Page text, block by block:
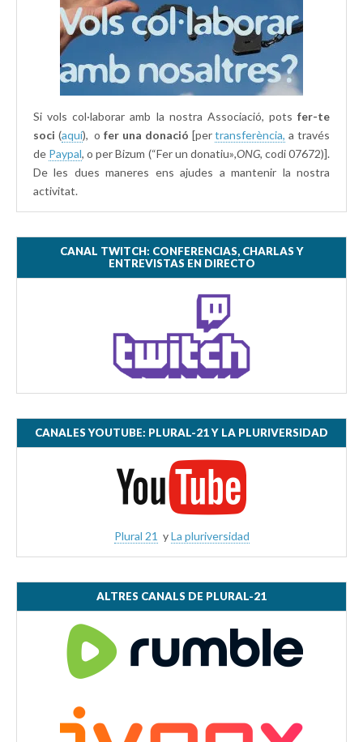
Si vols col·laborar amb la nostra Associació, pots fer-te
soci (aquí), ofer una donació [pertransferència, a través
de Paypal, o per Bizum (“Fer un donatiu»,ONG, codi 07672)].
De les dues maneres ens ajudes a mantenir la nostra
activitat.
CANAL TWITCH: CONFERENCIAS, CHARLAS Y
ENTREVISTAS EN DIRECTO
CANALES YOUTUBE: PLURAL-21 Y LA PLURIVERSIDAD
Plural 21 yLa pluriversidad
ALTRES CANALS DE PLURAL-21